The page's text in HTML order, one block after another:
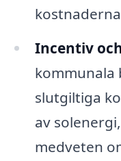
Incentiv
kommunala
slutgiltiga
av
medveten